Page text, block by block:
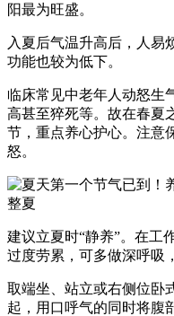
阳最为旺盛。
入夏后气温升高后，人易
功能也较为低下。
临床常见中老年人动怒生
高甚至猝死等。故在春夏
节，重点养心护心。注意
怒。
建议立夏时“静养”。在工
过度劳累，可多做深呼吸
取端坐、站立或右侧位卧
起，用口呼气的同时将腹